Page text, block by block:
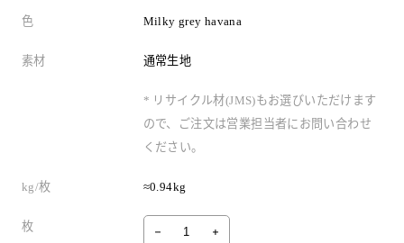
色 Milky grey havana
素材 通常生地
* リサイクル材(JMS)もお選びいただけます
ので、ご注文は営業担当者にお問い合わせ
ください。
kg/枚 ≈0.94kg
枚